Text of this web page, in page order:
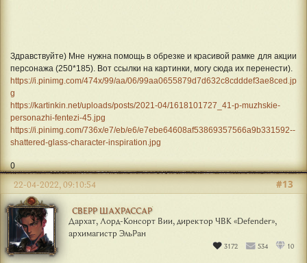
Здравствуйте) Мне нужна помощь в обрезке и красивой рамке для акции
персонажа (250*185). Вот ссылки на картинки, могу сюда их перенести).
https://i.pinimg.com/474x/99/aa/06/99aa0655879d7d632c8cdddef3ae8ced.jp
g
https://kartinkin.net/uploads/posts/2021-04/1618101727_41-p-muzhskie-
personazhi-fentezi-45.jpg
https://i.pinimg.com/736x/e7/eb/e6/e7ebe64608af53869357566a9b331592--
shattered-glass-character-inspiration.jpg
0
СВЕРР ШАХРАССАР
Дархат, Лорд-Консорт Вии, директор ЧВК «Defender»,
архимагистр ЭльРан
3172 534 10
#13
22-04-2022, 09:10:54